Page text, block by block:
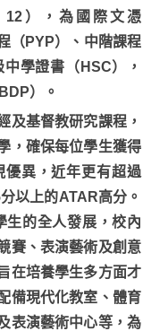
12），為國際文憑
（PYP）、中階課程
學證書（HSC），
）。
及基督教研究課程，
，確保每位學生獲得
異，近年更有超過
以上的ATAR高分。
生的全人發展，校內
賽、表演藝術及創意
在培養學生多方面才
備現代化教室、體育
表演藝術中心等，為